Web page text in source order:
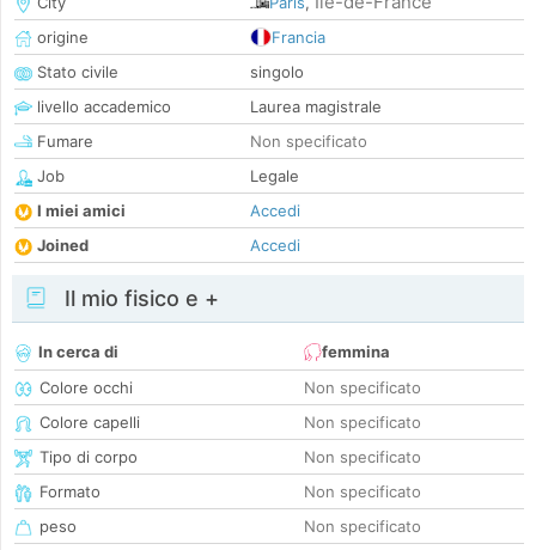
origine
Francia
Stato civile
singolo
livello accademico
Laurea magistrale
Fumare
Non specificato
Job
Legale
I miei amici
Accedi
Joined
Accedi
Il mio fisico e +
In cerca di
femmina
Colore occhi
Non specificato
Colore capelli
Non specificato
Tipo di corpo
Non specificato
Formato
Non specificato
peso
Non specificato